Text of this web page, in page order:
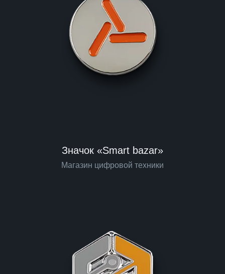
Значок «Smart bazar»
Магазин цифровой техники